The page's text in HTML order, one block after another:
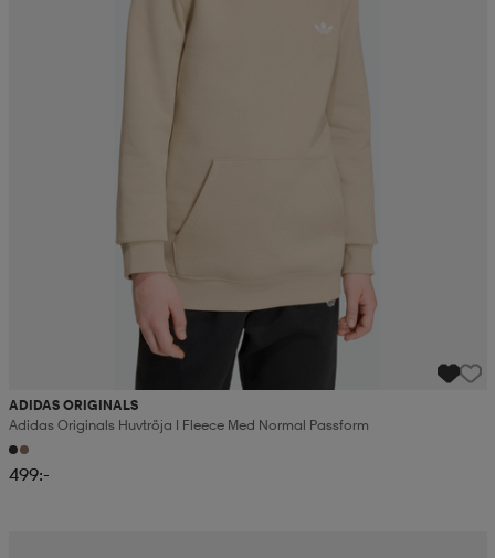
ADIDAS ORIGINALS
Adidas Originals Huvtröja I Fleece Med Normal Passform
499:-